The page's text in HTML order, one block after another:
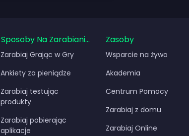
Sposoby Na Zarabianie Pieniędzy
Zarabiaj Grając w Gry
Ankiety za pieniądze
Zarabiaj testując
produkty
Zarabiaj pobierając
aplikacje
Zasoby
Wsparcie na żywo
Akademia
Centrum Pomocy
Zarabiaj z domu
Zarabiaj Online